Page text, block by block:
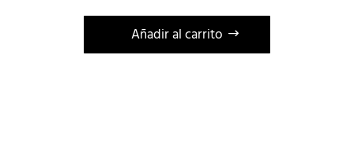
Añadir al carrito